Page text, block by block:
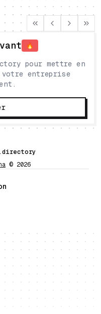
🔥
pour mettre en
entreprise
© 2026